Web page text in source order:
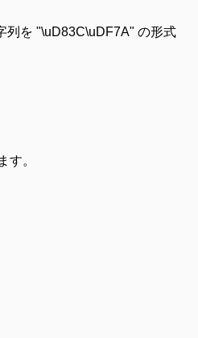
列を "\uD83C\uDF7A" の形式
す。